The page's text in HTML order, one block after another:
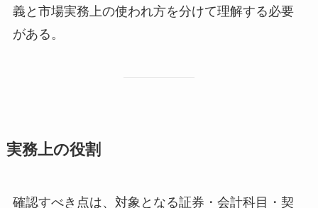
義と市場実務上の使われ方を分けて理解する必要
がある。
実務上の役割
確認すべき点は、対象となる証券・会計科目・契